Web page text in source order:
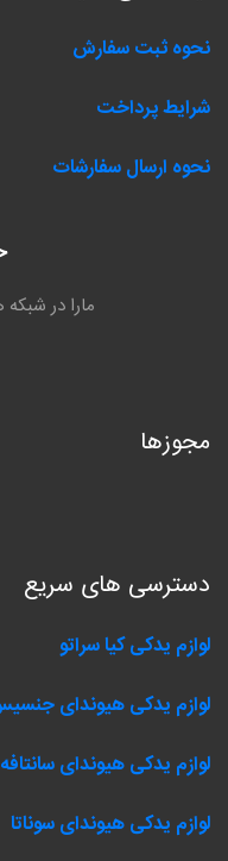
نحوه ثبت سفارش
شرایط پرداخت
نحوه ارسال سفارشات
مارا در
مجوزها
دسترسی های سریع
لوازم یدکی کیا سراتو
لوازم یدکی هیوندای
لوازم یدکی هیوندای سانتافه
لوازم یدکی هیوندای سوناتا